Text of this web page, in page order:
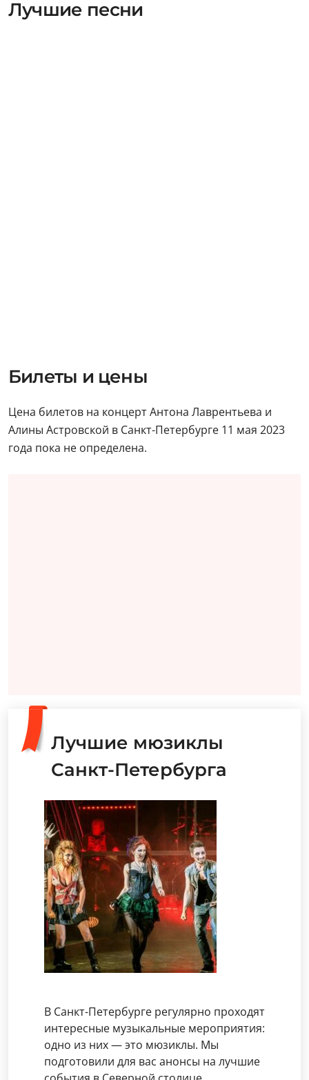
Лучшие песни
Билеты и цены
Цена билетов на концерт Антона Лаврентьева и
Алины Астровской в Санкт-Петербурге 11 мая 2023
года пока не определена.
Лучшие мюзиклы
Санкт-Петербурга
В Санкт-Петербурге регулярно проходят
интересные музыкальные мероприятия:
одно из них — это мюзиклы. Мы
подготовили для вас анонсы на лучшие